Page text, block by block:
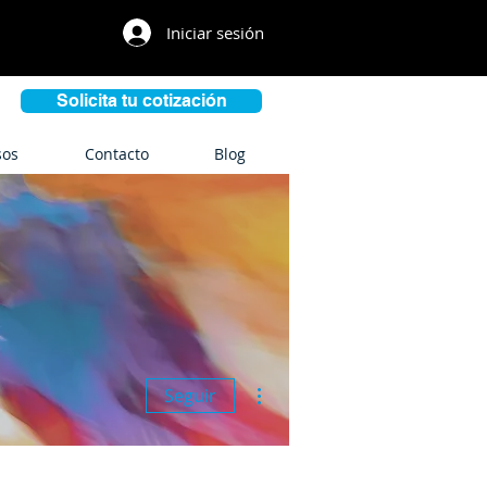
Iniciar sesión
Solicita tu cotización
Contacto Blog
Seguir